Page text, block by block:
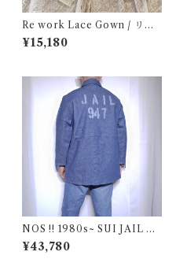
Re work Lace Gown / リワ
ーク レース ガウン 古着
¥15,180
NOS !! 1980s~ SUI JAIL De
nim Work Jacket with Stenc
il / USA 実物 デッドストック
¥43,780